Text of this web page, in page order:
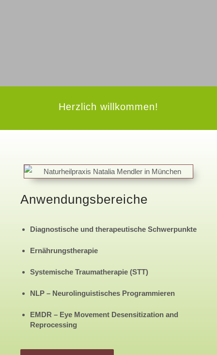
Herzlich willkommen!
Anwendungsbereiche
Diagnostische und therapeutische Schwerpunkte
Ernährungstherapie
Systemische Traumatherapie (STT)
NLP – Neurolinguistisches Programmieren
EMDR – Eye Movement Desensitization and
Reprocessing